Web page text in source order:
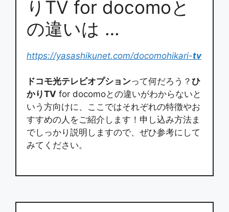
りTV for docomoと
の違いは …
https://yasashikunet.com/docomohikari-tv
ドコモ光テレビオプションって何だろう？ ひ
かりTV for docomoとの違いがわからないと
いう方向けに、ここではそれぞれの特徴やお
すすめの人をご紹介します！申し込み方法ま
でしっかり説明しますので、ぜひ参考にして
みてください。